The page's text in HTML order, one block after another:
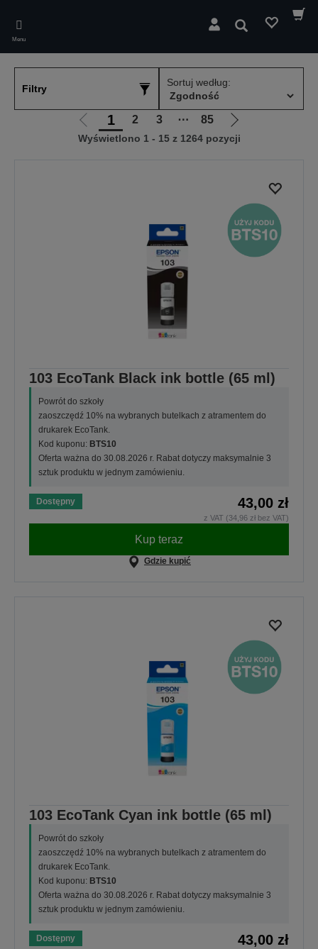
main
content
Menu
Wyszukaj
Filtry
Sortuj według:
Przejdź
do
1 2 3 ⋯ 85
Przejdź
do
Wyświetlono 1 - 15 z 1264 pozycji
103 EcoTank Black ink bottle (65 ml)
Powrót do szkoły
zaoszczędź 10% na wybranych butelkach z atramentem do
drukarek EcoTank.
Kod kuponu: BTS10
Oferta ważna do 30.08.2026 r. Rabat dotyczy maksymalnie 3
sztuk produktu w jednym zamówieniu.
Dostępny 43,00 zł
z VAT (34,96 zł bez VAT)
Kup teraz
Gdzie kupić
103 EcoTank Cyan ink bottle (65 ml)
Powrót do szkoły
zaoszczędź 10% na wybranych butelkach z atramentem do
drukarek EcoTank.
Kod kuponu: BTS10
Oferta ważna do 30.08.2026 r. Rabat dotyczy maksymalnie 3
sztuk produktu w jednym zamówieniu.
Dostępny 43,00 zł